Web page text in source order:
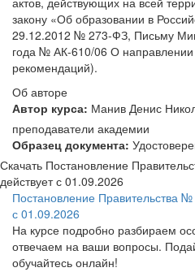
закону «Об образовании в
29.12.2012 № 273-ФЗ, Письму
года № АК-610/06 О направлении
рекомендаций).
Об авторе
Автор курса: Манив Денис
преподаватели академии
Образец документа:
Скачать Постановление
действует с 01.09.2026
Постановление Правительства
с 01.09.2026
На курсе подробно разбираем
отвечаем на ваши вопросы.
обучайтесь онлайн!